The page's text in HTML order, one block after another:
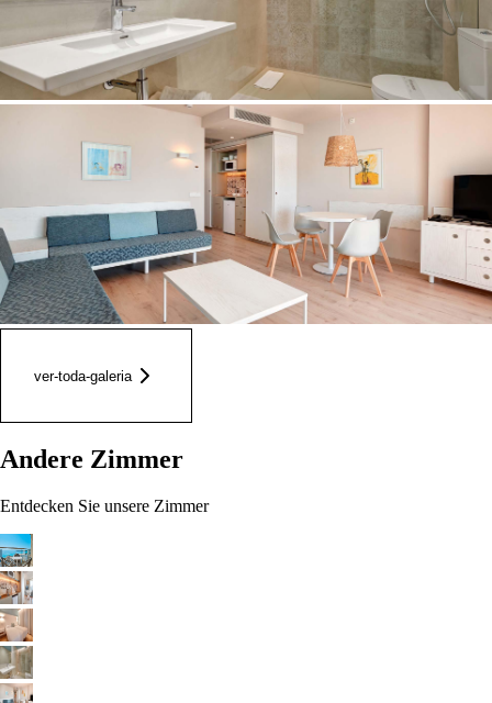
ver-toda-galeria
Andere Zimmer
Entdecken Sie unsere Zimmer